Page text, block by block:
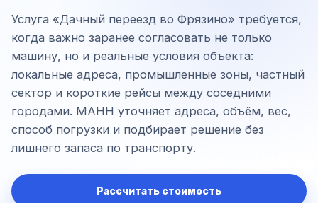
Услуга «Дачный переезд во Фрязино» требуется,
когда важно заранее согласовать не только
машину, но и реальные условия объекта:
локальные адреса, промышленные зоны, частный
сектор и короткие рейсы между соседними
городами. МАНН уточняет адреса, объём, вес,
способ погрузки и подбирает решение без
лишнего запаса по транспорту.
Рассчитать стоимость